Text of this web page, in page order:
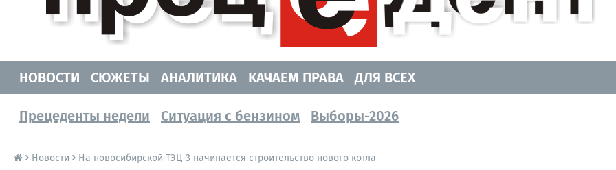
НОВОСТИ
СЮЖЕТЫ АНАЛИТИКА КАЧАЕМ ПРАВА ДЛЯ ВСЕХ
Прецеденты недели Ситуация с бензином Выборы-2026
Новости На новосибирской ТЭЦ-3 начинается строительство нового котла